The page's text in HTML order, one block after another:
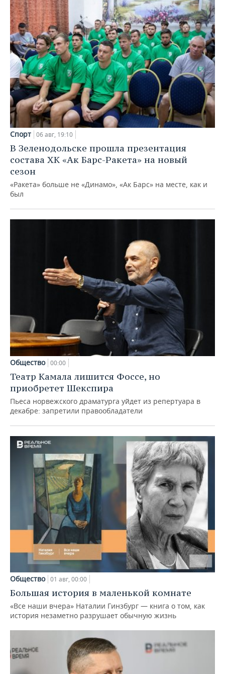
Спорт 06 авг, 19:10
В Зеленодольске прошла презентация
состава ХК «Ак Барс-Ракета» на новый
сезон
«Ракета» больше не «Динамо», «Ак Барс» на месте, как и
был
Общество 00:00
Театр Камала лишится Фоссе, но
приобретет Шекспира
Пьеса норвежского драматурга уйдет из репертуара в
декабре: запретили правообладатели
Общество 01 авг, 00:00
Большая история в маленькой комнате
«Все наши вчера» Наталии Гинзбург — книга о том, как
история незаметно разрушает обычную жизнь